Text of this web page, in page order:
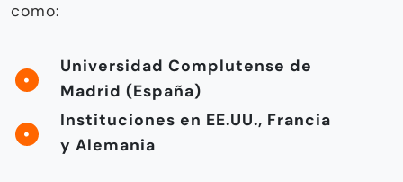
como:
Universidad Complutense de
Madrid (España)
Instituciones en EE.UU., Francia
y Alemania